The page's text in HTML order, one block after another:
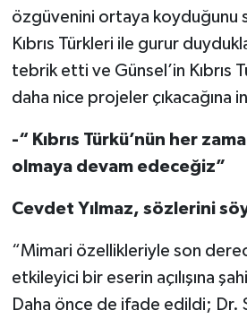
özgüvenini ortaya koyduğunu
Kıbrıs Türkleri ile gurur
tebrik etti ve Günsel’in Kıbrıs
daha nice projeler çıkacağına
-“ Kıbrıs Türkü’nün her
olmaya devam edeceğiz”
Cevdet Yılmaz, sözlerini
“Mimari özellikleriyle son
etkileyici bir eserin açılışına
Daha önce de ifade edildi; Dr.